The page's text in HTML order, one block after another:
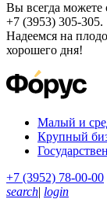
Вы всегда можете
+7 (3953) 305-305.
Надеемся на
хорошего дня!
Малый и
Крупный
+7 (3952) 78-00-00
search| login